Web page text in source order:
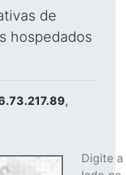
de
hospedados
,
Digite